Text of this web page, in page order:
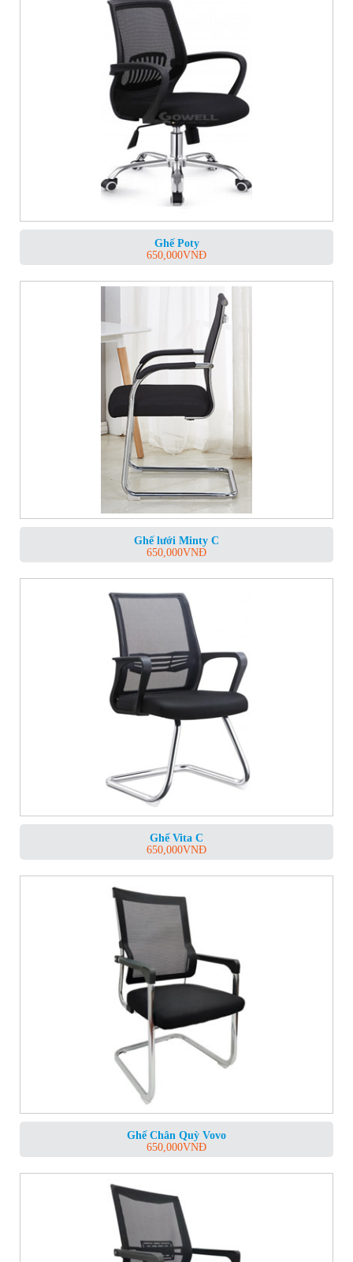
Ghế Poty
650,000VNĐ
Ghế lưới Minty C
650,000VNĐ
Ghế Vita C
650,000VNĐ
Ghế Chân Quỳ Vovo
650,000VNĐ